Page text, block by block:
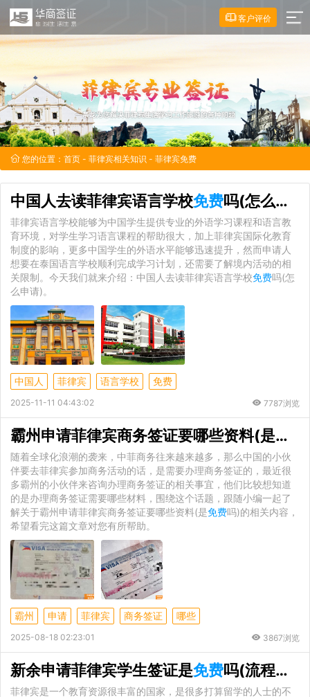
客户评价
您的位置： 首页 - 菲律宾相关知识 - 菲律宾免费
中国人去读菲律宾语言学校免费吗(怎么申请)
菲律宾语言学校能够为中国学生提供专业的外语学习课程和语言教
育环境，对学生学习语言课程的帮助很大，加上菲律宾国际化教育
制度的影响，更多中国学生的外语水平能够迅速提升，然而申请人
想要在泰国语言学校顺利完成学习计划，还需要了解境内活动的相
关限制。今天我们就来介绍：中国人去读菲律宾语言学校免费吗(怎
么申请)。
中国人 菲律宾 语言学校 免费
2025-11-11 04:43:02 7787浏览
霸州申请菲律宾商务签证要哪些资料(是
免费
随着全球化浪潮的袭来，中菲商务往来越来越多，那么中国的小伙
伴要去菲律宾参加商务活动的话，是需要办理商务签证的，最近很
多霸州的小伙伴来咨询办理商务签证的相关事宜，他们比较想知道
的是办理商务签证需要哪些材料，围绕这个话题，跟随小编一起了
解关于霸州申请菲律宾商务签证要哪些资料(是免费吗)的相关内容，
希望看完这篇文章对您有所帮助。
霸州 申请 菲律宾 商务签证 哪些
2025-08-18 02:23:01 3867浏览
新余申请菲律宾学生签证是免费吗(流程是什么)
菲律宾是一个教育资源很丰富的国家，是很多打算留学的人士的不